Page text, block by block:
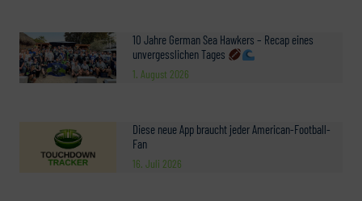
10 Jahre German Sea Hawkers – Recap eines
unvergesslichen Tages
1. August 2026
Diese neue App braucht jeder American-Football-
Fan
16. Juli 2026